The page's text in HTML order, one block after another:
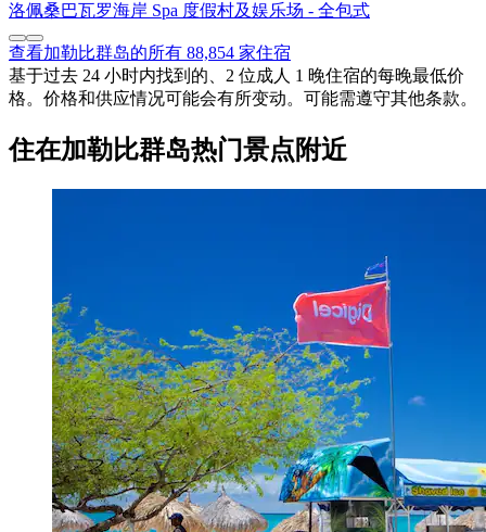
洛佩桑巴瓦罗海岸 Spa 度假村及娱乐场 - 全包式
查看加勒比群岛的所有 88,854 家住宿
基于过去 24 小时内找到的、2 位成人 1 晚住宿的每晚最低价
格。价格和供应情况可能会有所变动。可能需遵守其他条款。
住在加勒比群岛热门景点附近